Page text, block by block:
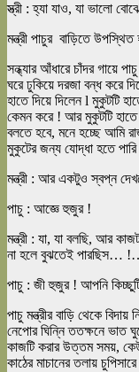
স্ত্রী : হ্যা যাও, যা ভালো
মন্ত্রী পাচুর বাড়িতে
সন্ধ্যার আঁধারে চাঁদর গায়ে
ঘরে ঢুকিয়ে দরজা বন্ধ করে
হাতে দিয়ে দিলেন l মুকুটটি
কেমন করে ! আর মুকুটটি
বলতে হবে, মনে হচ্ছে আমি
মুকুটের জন্য যোদ্ধা হতে
মন্ত্রী : আর একটুও স্বপ্ন
পাচু : আজ্ঞে হুজুর !
মন্ত্রী : যা, যা বলছি, আর
না হলে বুঝতেই পারছিস… !…
পাচু : জী হুজুর ! আপনি
পাচু মন্ত্রীর বাড়ি থেকে
নেপোর ঘিন্নি ততক্ষনে ভাত
কাজটি করার উত্তম সময়,
কাঠের মাচানের তলায়